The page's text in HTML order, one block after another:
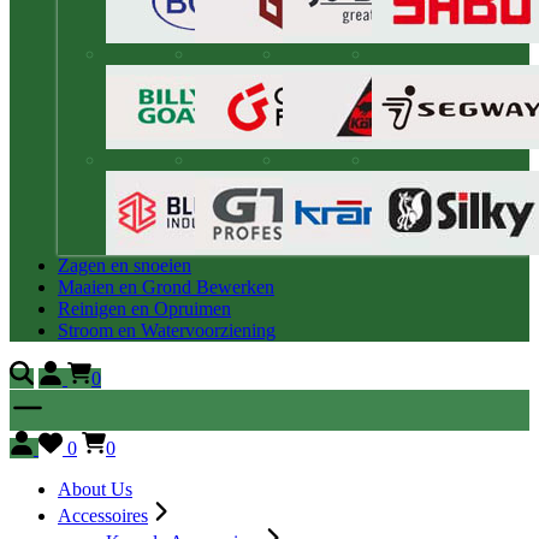
Zagen en snoeien
Maaien en Grond Bewerken
Reinigen en Opruimen
Stroom en Watervoorziening
0
0
0
About Us
Accessoires